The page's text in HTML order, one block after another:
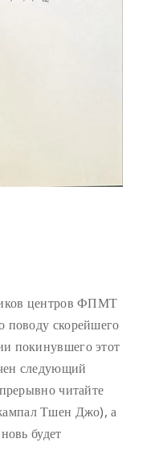
центров ФПМТ
поводу скорейшего
покинувшего этот
следующий
читайте
Тшен Джо), а
будет